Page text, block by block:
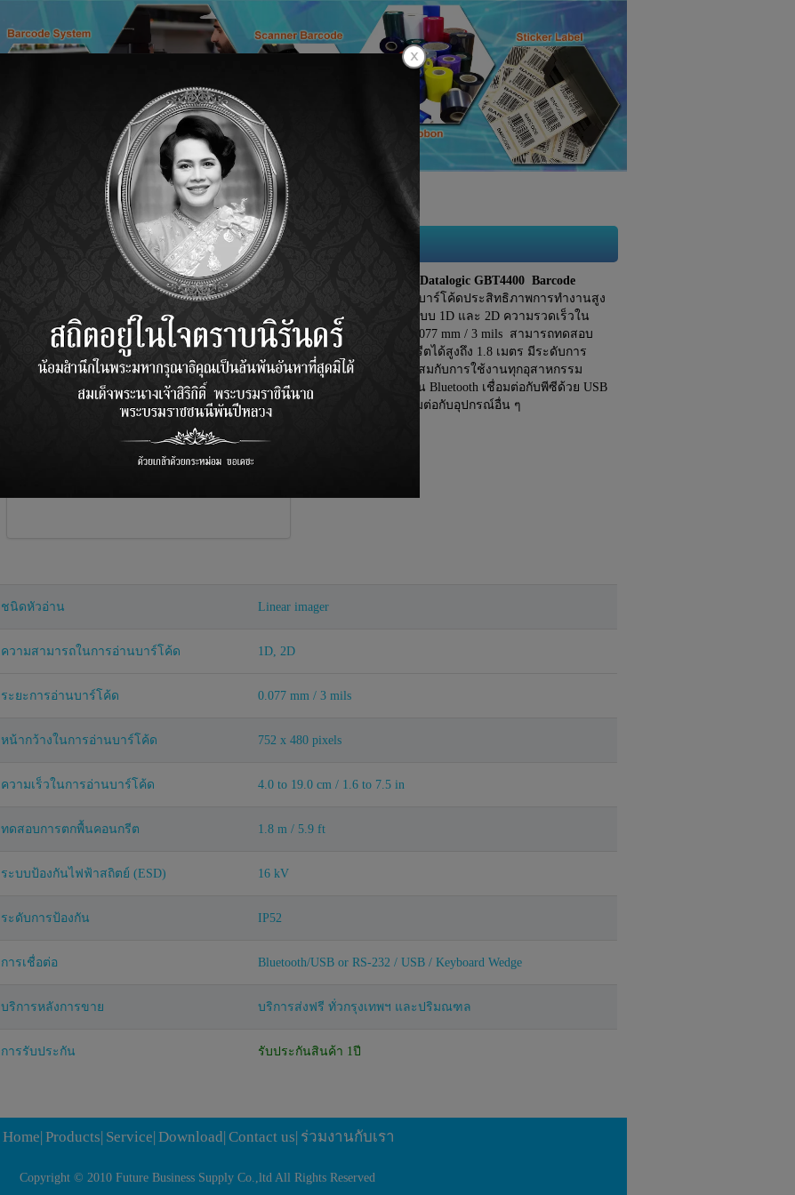
Contact us
DATALOGIC GBT4400
เครื่องอ่านบาร์โค้ด Datalogic GBT4400 Barcode
เครื่องอ่านบาร์โค้ดประสิทธิภาพการทำงานสูง
อ่านบาร์โค้ดได้ทั้งแบบ 1D และ 2D ความรวดเร็วใน
การอ่านข้อมูลสูง 0.077 mm / 3 mils สามารถทดสอบ
การตกบนพื้นคอนกรีตได้สูงถึง 1.8 เมตร มีระดับการ
ป้องกัน IP42 เหมาะสมกับการใช้งานทุกอุสาหกรรม
สามารถเชื่อมต่อผ่าน Bluetooth เชื่อมต่อกับพีซีด้วย USB
และรองรับการเชื่อมต่อกับอุปกรณ์อื่น ๆ
ชนิดหัวอ่าน Linear imager
ความสามารถในการอ่านบาร์โค้ด 1D, 2D
ระยะการอ่านบาร์โค้ด 0.077 mm / 3 mils
หน้ากว้างในการอ่านบาร์โค้ด 752 x 480 pixels
ความเร็วในการอ่านบาร์โค้ด 4.0 to 19.0 cm / 1.6 to 7.5 in
ทดสอบการตกพื้นคอนกรีต 1.8 m / 5.9 ft
ระบบป้องกันไฟฟ้าสถิตย์ (ESD) 16 kV
ระดับการป้องกัน IP52
การเชื่อต่อ Bluetooth/USB or RS-232 / USB / Keyboard Wedge
บริการหลังการขาย บริการส่งฟรี ทั่วกรุงเทพฯ และปริมณฑล
การรับประกัน รับประกันสินค้า 1ปี
Home| Products| Service| Download| Contact us| ร่วมงานกับเรา
Copyright © 2010 Future Business Supply Co.,ltd All Rights Reserved